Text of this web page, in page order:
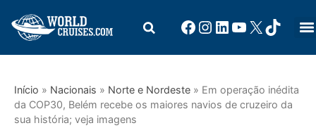
Início » Nacionais » Norte e Nordeste » Em operação inédita
da COP30, Belém recebe os maiores navios de cruzeiro da
sua história; veja imagens